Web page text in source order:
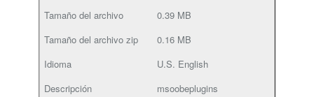
0.39 MB
0.16 MB
U.S. English
msoobeplugins